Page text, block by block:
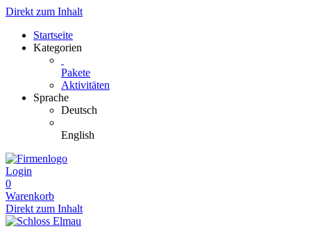
Direkt zum Inhalt
Startseite
Kategorien
Pakete
Aktivitäten
Sprache
Deutsch
English
Login
0
Warenkorb
Direkt zum Inhalt